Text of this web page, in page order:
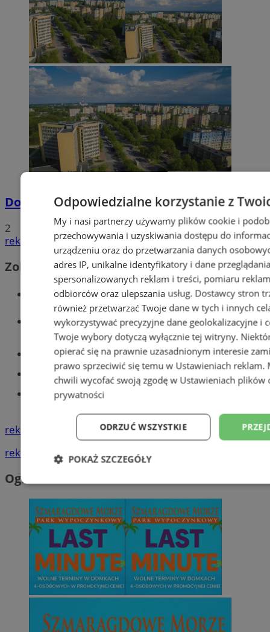
Dowody osobiste z odciskami palców
2
reklama
Zobacz również
Wiadomości kryminalne w Tychach
Wiadomości lokalne
Części samochodowe do -70%!
Tworzenie stron www - Tychy
Znajdź pracę - codziennie nowe
reklama
reklama
Ogłoszenia
Odpowiedzialne korzystanie z
My i nasi partnerzy używamy plików cookie i
przechowywania i uzyskiwania dostępu do
urządzeniu oraz do przetwarzania danych
adres IP, unikalne identyfikatory i dane
spersonalizowanych reklam i treści, pomiaru
odbiorców oraz ulepszania usług. Dostawcy stron
również przetwarzać Twoje dane w tych i innych
wykorzystywać precyzyjne dane geolokalizacyjne i
Twoje wybory dotyczą wyłącznie tej witryny.
opierać się na prawnie uzasadnionym interesie
prawo sprzeciwić się temu w Ustawieniach reklam.
chwili wycofać swoją zgodę w Ustawieniach plików
prywatności
ODRZUĆ WSZYSTKIE
POKAŻ SZCZEGÓŁY
Niezbędne Wydajność
Niesklasyfikowane
Niezbędne Wydajność Targetowanie